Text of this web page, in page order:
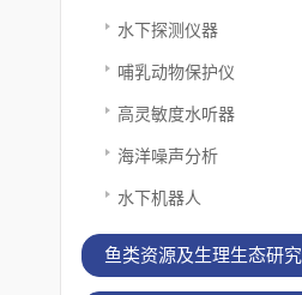
水下探测仪器
哺乳动物保护仪
高灵敏度水听器
海洋噪声分析
水下机器人
鱼类资源及生理生态研究